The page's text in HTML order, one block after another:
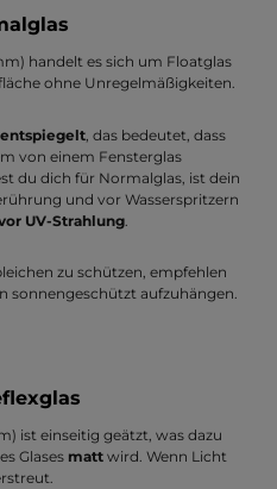
handelt es sich um Floatglas
ohne Unregelmäßigkeiten.
, das bedeutet, dass
von einem Fensterglas
du dich für Normalglas, ist dein
und vor Wasserspritzern
UV-Strahlung.
zu schützen, empfehlen
sonnengeschützt aufzuhängen.
ist einseitig geätzt, was dazu
Glases mattwird. Wenn Licht